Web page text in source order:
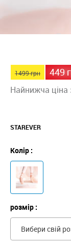
1499 грн 449
Найнижча ціна
STAREVER
Колір :
розмір :
Вибери свій